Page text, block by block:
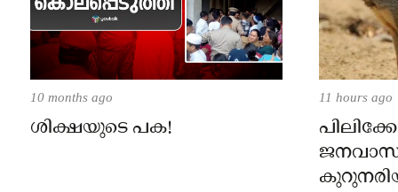
10 months ago
ശിക്ഷയുടെ പക!
11 hours ago